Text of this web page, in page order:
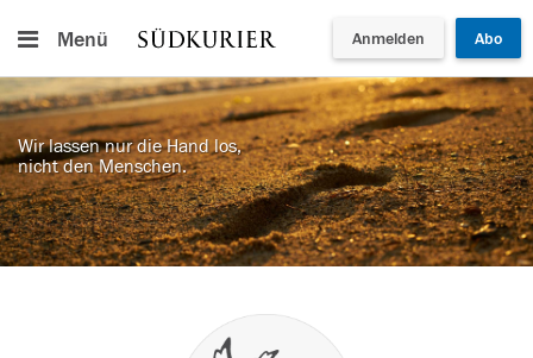
Menü Anmelden Abo
Wir lassen nur die Hand los,
nicht den Menschen.